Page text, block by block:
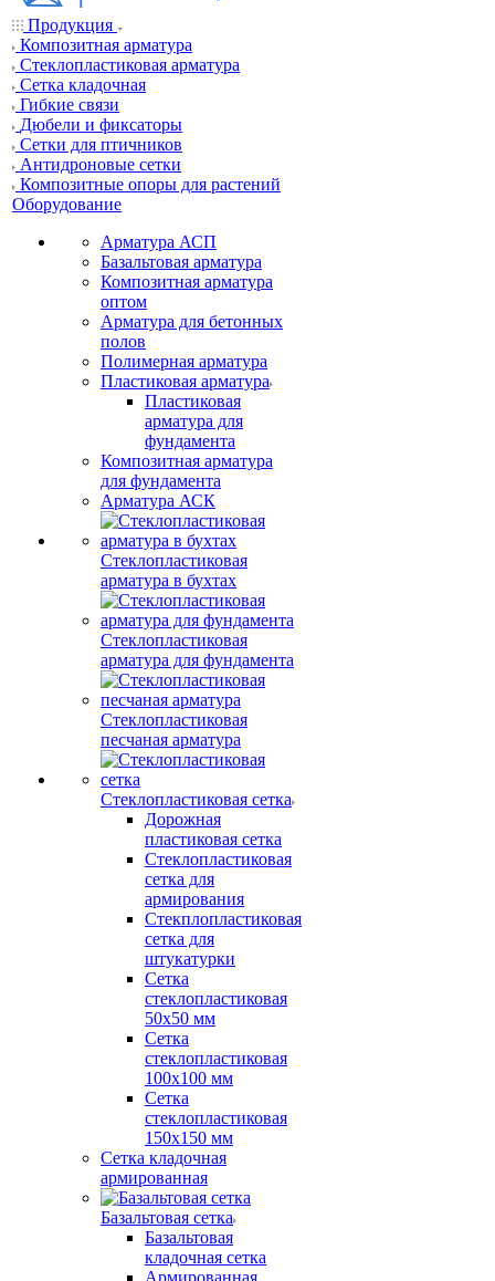
Продукция
Композитная арматура
Cтеклопластиковая арматура
Сетка кладочная
Гибкие связи
Дюбели и фиксаторы
Сетки для птичников
Антидроновые сетки
Композитные опоры для растений
Оборудование
Арматура АСП
Базальтовая арматура
Композитная арматура
оптом
Арматура для бетонных
полов
Полимерная арматура
Пластиковая арматура
Пластиковая
арматура для
фундамента
Композитная арматура
для фундамента
Арматура АСК
Стеклопластиковая
арматура в бухтах
Стеклопластиковая
арматура для фундамента
Стеклопластиковая
песчаная арматура
Стеклопластиковая сетка
Дорожная
пластиковая сетка
Стеклопластиковая
сетка для
армирования
Стекплопластиковая
сетка для
штукатурки
Сетка
стеклопластиковая
50x50 мм
Сетка
стеклопластиковая
100x100 мм
Сетка
стеклопластиковая
150x150 мм
Сетка кладочная
армированная
Базальтовая сетка
Базальтовая
кладочная сетка
Армированная